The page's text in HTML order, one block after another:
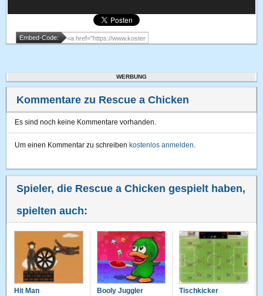
Embed-Code:
WERBUNG
Kommentare zu Rescue a Chicken
Es sind noch keine Kommentare vorhanden.
Um einen Kommentar zu schreiben kostenlos anmelden.
Spieler, die Rescue a Chicken gespielt haben,
spielten auch:
Hit Man Booly Juggler Tischkicker